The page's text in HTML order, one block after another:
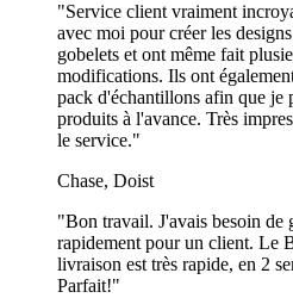
"Service client vraiment
avec moi pour créer les
gobelets et ont même fait
modifications. Ils ont
pack d'échantillons afin que je
produits à l'avance. Très
le service."
Chase, Doist
"Bon travail. J'avais besoin de
rapidement pour un client. Le
livraison est très rapide, en 2
Parfait!"